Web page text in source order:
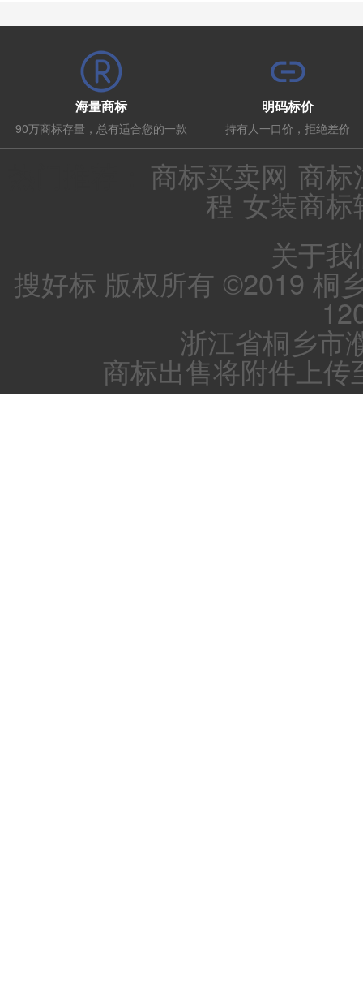
海量商标
90万商标存量，总有适合您的一款
明码标价
持有人一口价，拒绝差价
商标买卖网 商标
程 女装商标
关于我
搜好标 版权所有 ©2019 桐
浙江省桐乡市
商标出售将附件上传